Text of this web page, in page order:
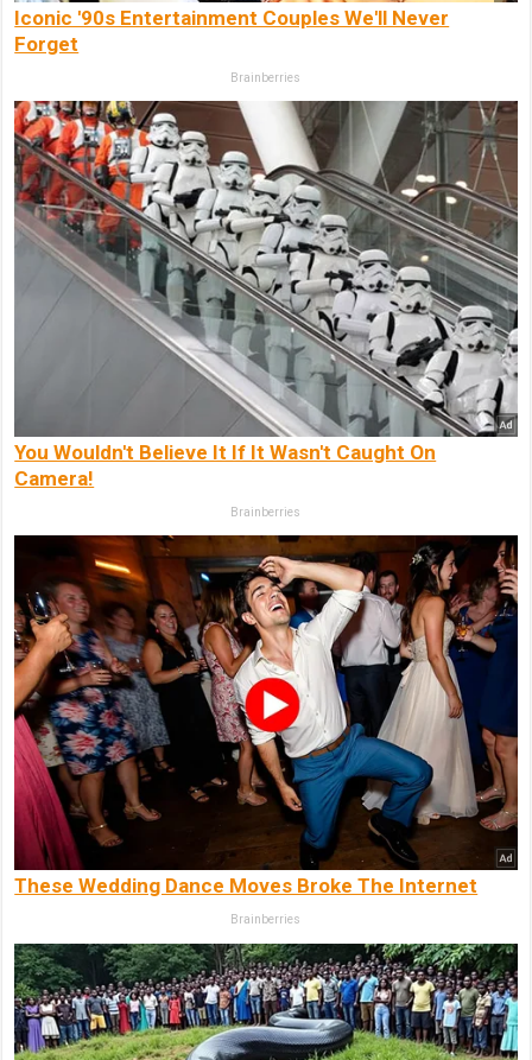
Iconic '90s Entertainment Couples We'll Never
Forget
Brainberries
You Wouldn't Believe It If It Wasn't Caught On
Camera!
Brainberries
These Wedding Dance Moves Broke The Internet
Brainberries